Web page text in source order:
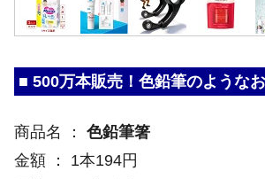
■ 500万本販売！色鉛筆のような
商品名 ： 色鉛筆箸
金額 ： 1本194円